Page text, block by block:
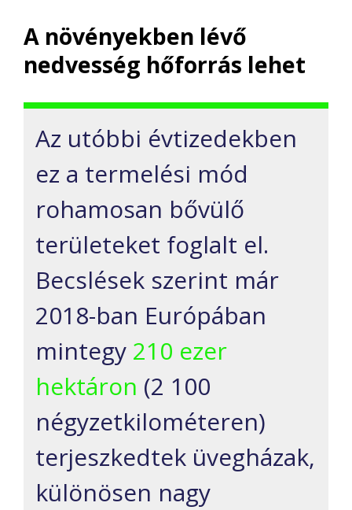
A növényekben lévő
nedvesség hőforrás lehet
Az utóbbi évtizedekben
ez a termelési mód
rohamosan bővülő
területeket foglalt el.
Becslések szerint már
2018-ban Európában
mintegy 210 ezer
hektáron (2 100
négyzetkilométeren)
terjeszkedtek üvegházak,
különösen nagy